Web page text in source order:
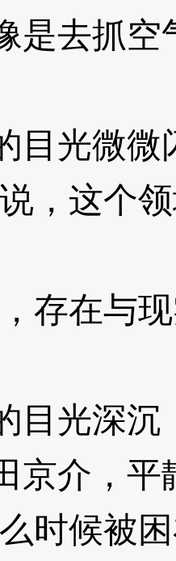
去抓空
光微微
这个领
在与现
光深沉
京介，平
候被困